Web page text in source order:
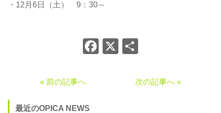
・12月6日（土） 9：30～
Facebook
X
« 前の記事へ 次の記事へ »
最近のOPICA NEWS